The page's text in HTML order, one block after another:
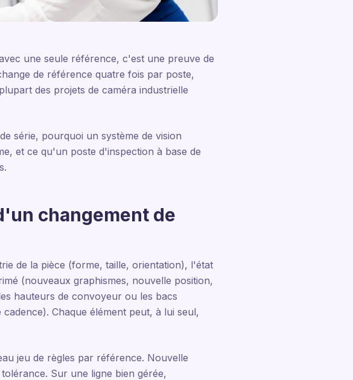
une seule référence, c'est une preuve de
de référence quatre fois par poste,
des projets de caméra industrielle
série, pourquoi un système de vision
et ce qu'un poste d'inspection à base de
changement de
de la pièce (forme, taille, orientation), l'état
(nouveaux graphismes, nouvelle position,
hauteurs de convoyeur ou les bacs
Chaque élément peut, à lui seul,
jeu de règles par référence. Nouvelle
Sur une ligne bien gérée,